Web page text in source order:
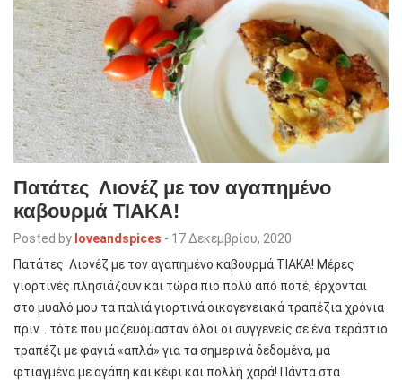
Πατάτες Λιονέζ με τον αγαπημένο
καβουρμά ΤΙΑΚΑ!
Posted by loveandspices - 17 Δεκεμβρίου, 2020
Πατάτες Λιονέζ με τον αγαπημένο καβουρμά ΤΙΑΚΑ! Μέρες
γιορτινές πλησιάζουν και τώρα πιο πολύ από ποτέ, έρχονται
στο μυαλό μου τα παλιά γιορτινά οικογενειακά τραπέζια χρόνια
πριν… τότε που μαζευόμασταν όλοι οι συγγενείς σε ένα τεράστιο
τραπέζι με φαγιά «απλά» για τα σημερινά δεδομένα, μα
φτιαγμένα με αγάπη και κέφι και πολλή χαρά! Πάντα στα